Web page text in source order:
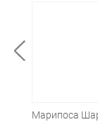
Марипоса